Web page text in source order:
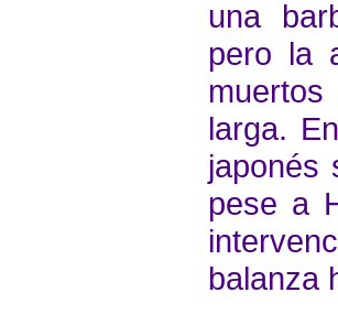
una
pero la
larga.
japonés
pese a
balanza